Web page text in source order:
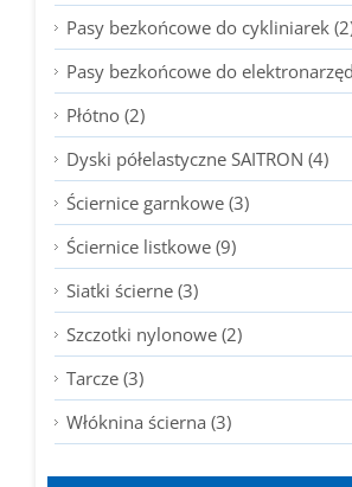
Pasy bezkońcowe do cykliniarek
Pasy bezkońcowe do
Płótno (2)
Dyski półelastyczne SAITRON (4)
Ściernice garnkowe (3)
Ściernice listkowe (9)
Siatki ścierne (3)
Szczotki nylonowe (2)
Tarcze (3)
Włóknina ścierna (3)